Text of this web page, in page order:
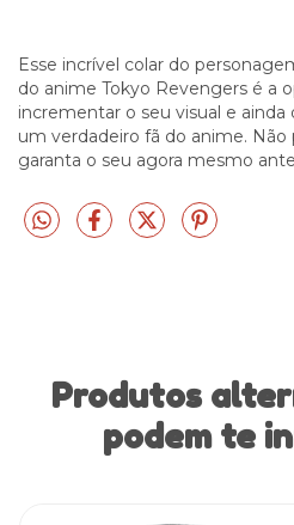
Esse incrível colar do
do anime Tokyo Revengers é a
incrementar o seu visual e
um verdadeiro fã do anime.
garanta o seu agora mesmo
Produtos
podem te